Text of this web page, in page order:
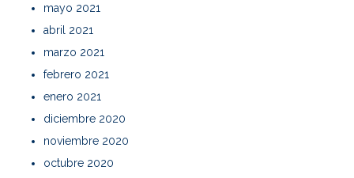
mayo 2021
abril 2021
marzo 2021
febrero 2021
enero 2021
diciembre 2020
noviembre 2020
octubre 2020